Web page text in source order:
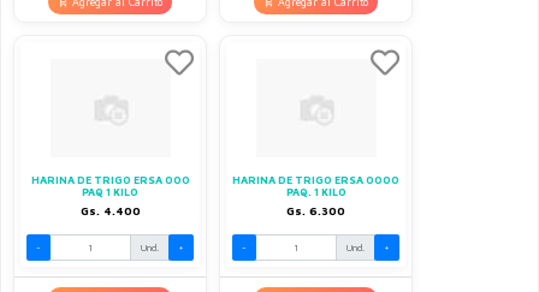
HARINA DE TRIGO ERSA 000
PAQ 1 KILO
Gs. 4.400
- Und. +
HARINA DE TRIGO ERSA 0000
PAQ. 1 KILO
Gs. 6.300
- Und. +